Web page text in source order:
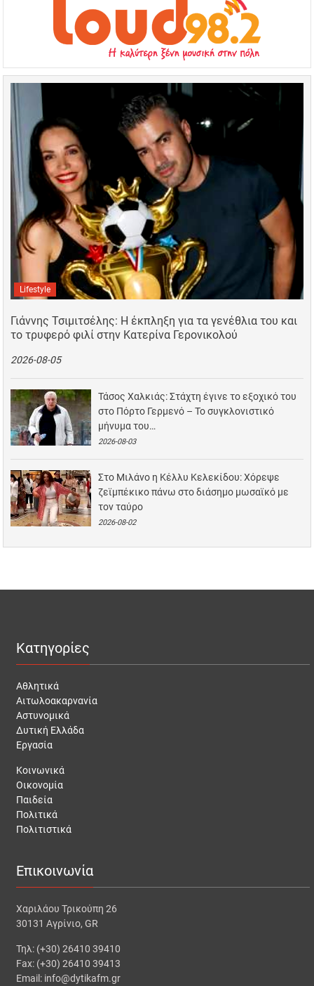
Lifestyle
Γιάννης Τσιμιτσέλης: Η έκπληξη για τα γενέθλια του και
το τρυφερό φιλί στην Κατερίνα Γερονικολού
2026-08-05
Τάσος Χαλκιάς: Στάχτη έγινε το εξοχικό του
στο Πόρτο Γερμενό – Το συγκλονιστικό
μήνυμα του…
2026-08-03
Στο Μιλάνο η Κέλλυ Κελεκίδου: Χόρεψε
ζεϊμπέκικο πάνω στο διάσημο μωσαϊκό με
τον ταύρο
2026-08-02
Κατηγορίες
Αθλητικά
Αιτωλοακαρνανία
Αστυνομικά
Δυτική Ελλάδα
Εργασία
Κοινωνικά
Οικονομία
Παιδεία
Πολιτικά
Πολιτιστικά
Επικοινωνία
Χαριλάου Τρικούπη 26
30131 Αγρίνιο, GR
Τηλ: (+30) 26410 39410
Fax: (+30) 26410 39413
Email: info@dytikafm.gr